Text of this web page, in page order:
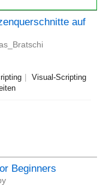
auf
Visual-Scripting
Beginners